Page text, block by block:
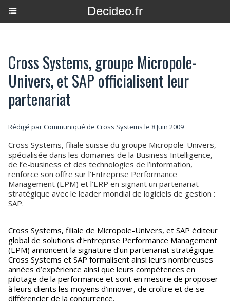
Decideo.fr
Cross Systems, groupe Micropole-
Univers, et SAP officialisent leur
partenariat
Rédigé par Communiqué de Cross Systems le 8 Juin 2009
Cross Systems, filiale suisse du groupe Micropole-Univers,
spécialisée dans les domaines de la Business Intelligence,
de l’e-business et des technologies de l’information,
renforce son offre sur l’Entreprise Performance
Management (EPM) et l’ERP en signant un partenariat
stratégique avec le leader mondial de logiciels de gestion :
SAP.
Cross Systems, filiale de Micropole-Univers, et SAP éditeur
global de solutions d’Entreprise Performance Management
(EPM) annoncent la signature d’un partenariat stratégique.
Cross Systems et SAP formalisent ainsi leurs nombreuses
années d’expérience ainsi que leurs compétences en
pilotage de la performance et sont en mesure de proposer
à leurs clients les moyens d’innover, de croître et de se
différencier de la concurrence.